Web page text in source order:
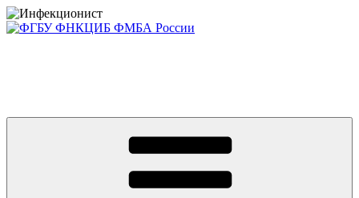
Перейти
к